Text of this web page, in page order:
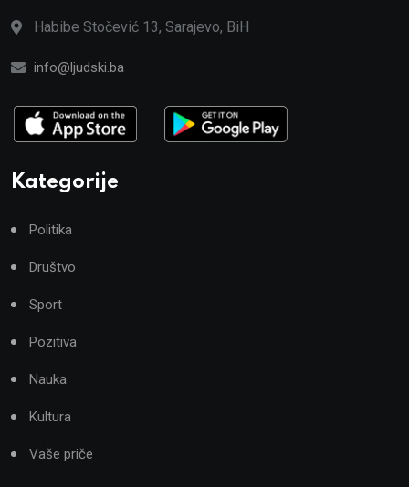
Habibe Stočević 13, Sarajevo, BiH
info@ljudski.ba
Kategorije
Politika
Društvo
Sport
Pozitiva
Nauka
Kultura
Vaše priče